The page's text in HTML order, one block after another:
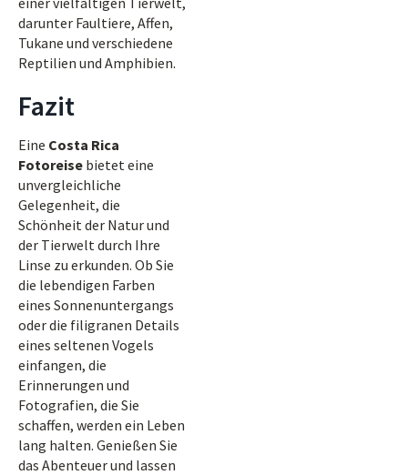
darunter Faultiere, Affen,
Tukane und verschiedene
Reptilien und Amphibien.
Fazit
Eine Costa Rica
Fotoreise bietet eine
unvergleichliche
Gelegenheit, die
Schönheit der Natur und
der Tierwelt durch Ihre
Linse zu erkunden. Ob Sie
die lebendigen Farben
eines Sonnenuntergangs
oder die filigranen Details
eines seltenen Vogels
einfangen, die
Erinnerungen und
Fotografien, die Sie
schaffen, werden ein Leben
lang halten. Genießen Sie
das Abenteuer und lassen